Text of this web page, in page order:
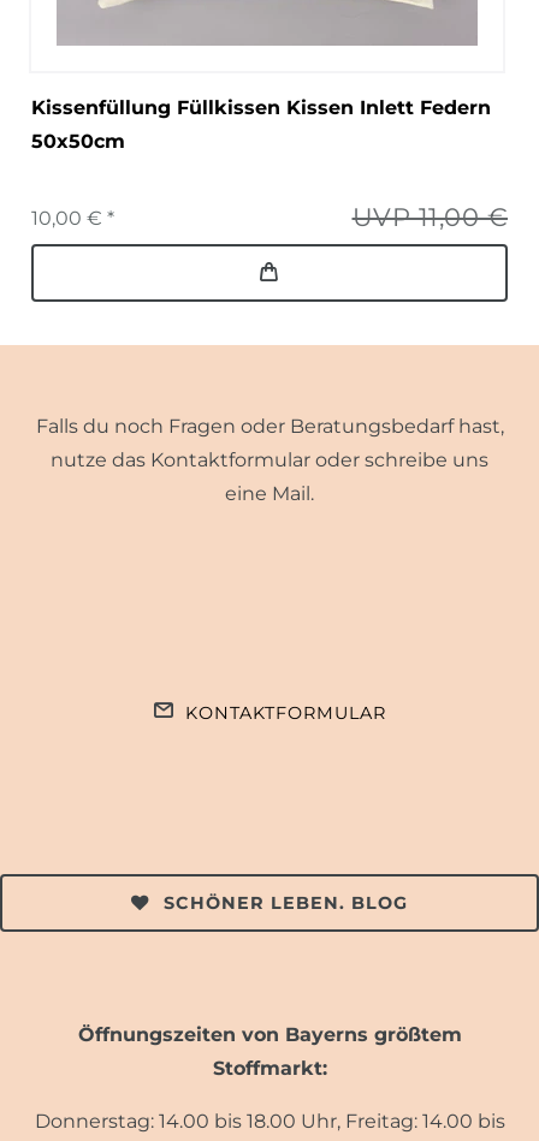
Kissenfüllung Füllkissen Kissen Inlett Federn
50x50cm
UVP 11,00 €
10,00 € *
Falls du noch Fragen oder Beratungsbedarf hast,
nutze das Kontaktformular oder schreibe uns
eine Mail.
KONTAKTFORMULAR
SCHÖNER LEBEN. BLOG
Öffnungszeiten von Bayerns größtem
Stoffmarkt:
Donnerstag: 14.00 bis 18.00 Uhr, Freitag: 14.00 bis